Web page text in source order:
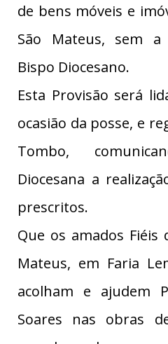
de bens móveis e
São Mateus, sem
Bispo Diocesano.
Esta Provisão será
ocasião da posse, e
Tombo,
Diocesana a
prescritos.
Que os amados Fiéis
Mateus, em Faria
acolham e ajudem
Soares nas obras